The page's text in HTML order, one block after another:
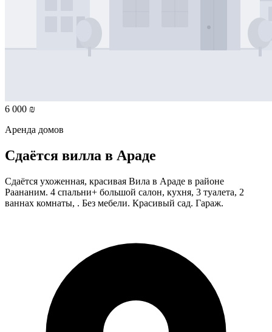
6 000 ₪
Аренда домов
Сдаётся вилла в Араде
Сдаётся ухоженная, красивая Вила в Араде в районе
Раананим. 4 спальни+ большой салон, кухня, 3 туалета, 2
ваннах комнаты, . Без мебели. Красивый сад. Гараж.